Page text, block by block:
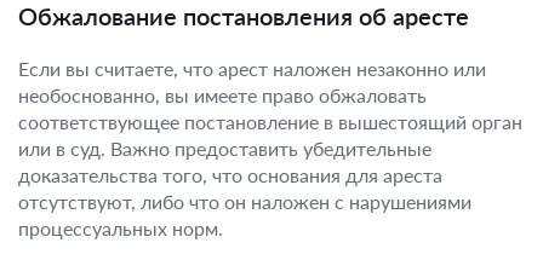
Обжалование постановления об аресте
Если вы считаете, что арест наложен незаконно или
необоснованно, вы имеете право обжаловать
соответствующее постановление в вышестоящий орган
или в суд. Важно предоставить убедительные
доказательства того, что основания для ареста
отсутствуют, либо что он наложен с нарушениями
процессуальных норм.